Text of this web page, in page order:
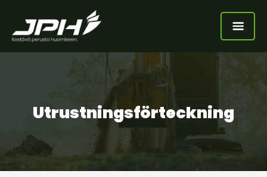
Utrustningsförteckning